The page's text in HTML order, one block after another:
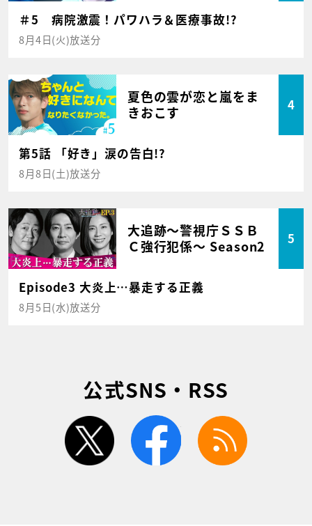
＃5 病院激震！パワハラ＆医療事故!?
8月4日(火)放送分
夏色の雲が恋と嵐をま
きおこす
4
第5話 「好き」涙の告白!?
8月8日(土)放送分
大追跡～警視庁ＳＳＢ
Ｃ強行犯係～ Season2
5
Episode3 大炎上…暴走する正義
8月5日(水)放送分
公式SNS・RSS
twitter facebook